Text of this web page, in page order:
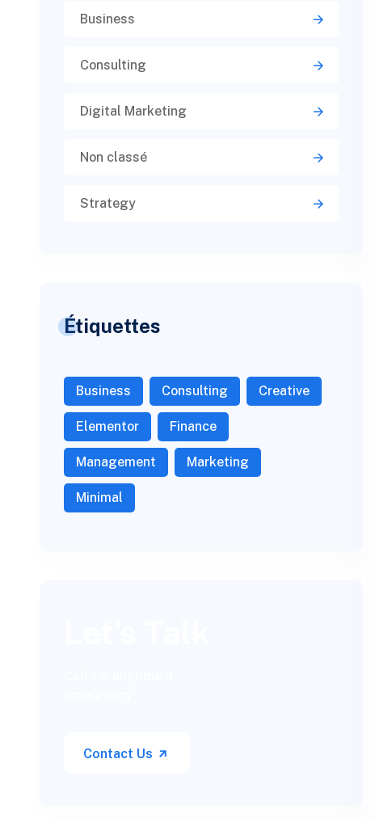
Business
Consulting
Digital Marketing
Non classé
Strategy
Étiquettes
Business Consulting Creative
Elementor Finance
Management Marketing
Minimal
Contact Us